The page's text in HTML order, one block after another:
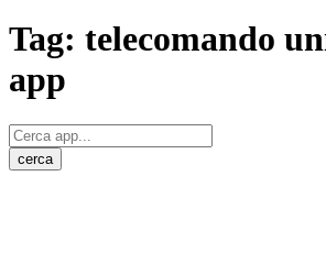
Tag: telecomando
app